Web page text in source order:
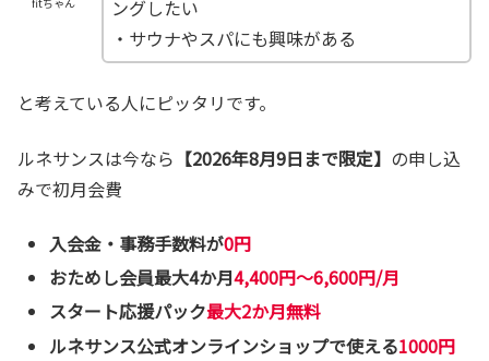
ングしたい
・サウナやスパにも興味がある
と考えている人にピッタリです。
ルネサンスは今なら 【2026年8月9日まで限定】 の申し込
みで初月会費
入会金・事務手数料が0円
おためし会員最大4か月4,400円～6,600円/月
スタート応援パック最大2か月無料
ルネサンス公式オンラインショップで使える1000円